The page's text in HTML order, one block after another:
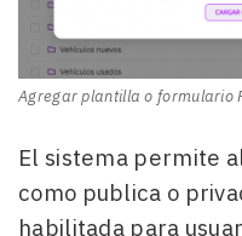
Agregar plantilla o formulario
El sistema permite
como publica o
habilitada para